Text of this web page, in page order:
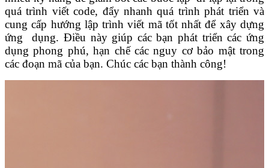
quá trình viết code, đẩy nhanh quá trình phát triển và
cung cấp hướng lập trình viết mã tốt nhất để xây dựng
ứng dụng. Điều này giúp các bạn phát triển các ứng
dụng phong phú, hạn chế các nguy cơ bảo mật trong
các đoạn mã của bạn. Chúc các bạn thành công!